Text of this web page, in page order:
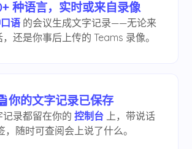
种语言，实时或来自录像
语 的会议生成文字记录——无论来
还是你事后上传的 Teams 录像。
你的文字记录已保存
录都留在你的 控制台 上，带说话
，随时可查阅会上说了什么。